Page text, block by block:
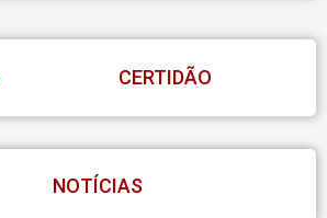
CERTIDÃO
NOTÍCIAS